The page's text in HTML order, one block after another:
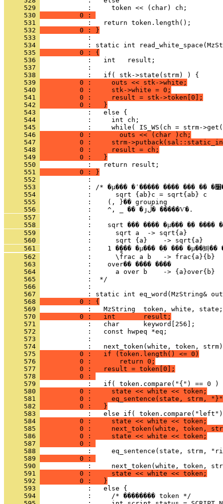
     529
     530
          0 :
     531
     532
          0 : }
     533
            :
     534
     535
          0 : {
     536
     537
     538
     539
          0 :     outs << stk->white;
     540
          0 :     stk->white = 0;
     541
          0 :     result = stk->token[0];
     542
          0 :   }
     543
     544
     545
     546
          0 :       outs << (char )ch;
     547
0 :     strm-
     548
          0 :     result = ch;
     549
          0 :   }
     550
     551
          0 : }
     552
     553
     554
     555
     556
     557
     558
     559
     560
     561
     562
     563
     564
     565
     566
            :
     567
     568
          0 : {
     569
     570
          0 :   int       result;
     571
     572
     573
     574
     575
          0 :   if (token.length() <= 0)
     576
          0 :       return 0;
     577
          0 :   result = token[0];
     578
          0 :
     579
     580
          0 :     state << white << token;
     581
0 :     eq_sentence(state, strm,
     582
          0 :   }
     583
     584
          0 :     state << white << token;
     585
0 :     next_token(white, token,
     586
          0 :     state << white << token;
     587
          0 :
     588
     589
          0 :
     590
     591
          0 :     state << white << token;
     592
          0 :   }
     593
     594